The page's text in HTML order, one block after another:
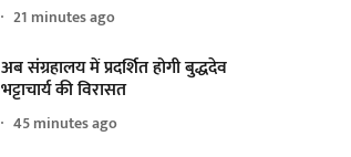
21 minutes ago
अब संग्रहालय में प्रदर्शित होगी बुद्धदेव
भट्टाचार्य की विरासत
45 minutes ago